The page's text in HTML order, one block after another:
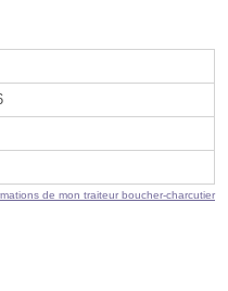
de mon traiteur boucher-charcutier